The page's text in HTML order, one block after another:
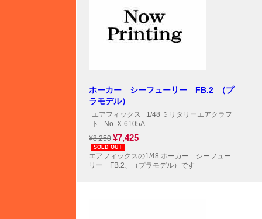
ホーカー シーフューリー FB.2 （プ
ラモデル）
エアフィックス
1/48 ミリタリーエアクラフ
ト
No. X-6105A
¥8,250 ¥7,425
SOLD OUT
エアフィックスの1/48 ホーカー シーフュー
リー FB.2、（プラモデル）です